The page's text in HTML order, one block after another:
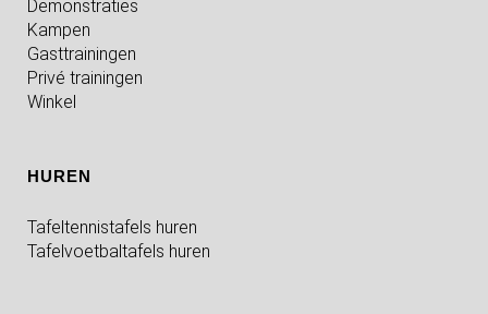
Demonstraties
Kampen
Gasttrainingen
Privé trainingen
Winkel
HUREN
Tafeltennistafels huren
Tafelvoetbaltafels huren